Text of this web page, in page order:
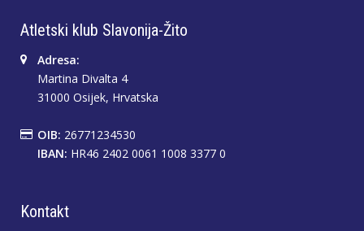
Atletski klub Slavonija-Žito
Adresa:
Martina Divalta 4
31000 Osijek, Hrvatska
OIB: 26771234530
IBAN: HR46 2402 0061 1008 3377 0
Kontakt